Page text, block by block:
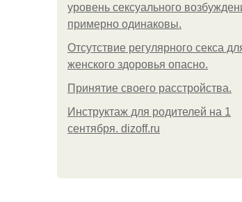
уровень сексуального
примерно одинаковы.
Отсутствие регулярного секса
женского здоровья опасно.
Принятие своего расстройства.
Инструктаж для родителей на 1
сентября. dizoff.ru